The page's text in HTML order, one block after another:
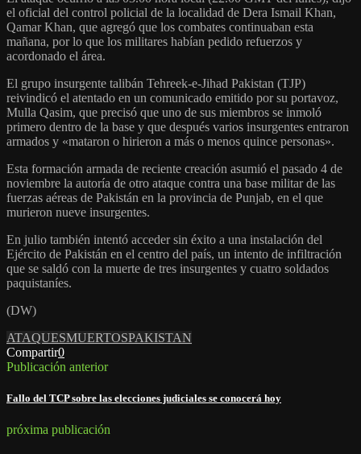
el oficial del control policial de la localidad de Dera Ismail Khan,
Qamar Khan, que agregó que los combates continuaban esta
mañana, por lo que los militares habían pedido refuerzos y
acordonado el área.
El grupo insurgente talibán Tehreek-e-Jihad Pakistan (TJP)
reivindicó el atentado en un comunicado emitido por su portavoz,
Mulla Qasim, que precisó que uno de sus miembros se inmoló
primero dentro de la base y que después varios insurgentes entraron
armados y «mataron o hirieron a más o menos quince personas».
Esta formación armada de reciente creación asumió el pasado 4 de
noviembre la autoría de otro ataque contra una base militar de las
fuerzas aéreas de Pakistán en la provincia de Punjab, en el que
murieron nueve insurgentes.
En julio también intentó acceder sin éxito a una instalación del
Ejército de Pakistán en el centro del país, un intento de infiltración
que se saldó con la muerte de tres insurgentes y cuatro soldados
paquistaníes.
(DW)
ATAQUESMUERTOSPAKISTAN
Compartir0
Publicación anterior
Fallo del TCP sobre las elecciones judiciales se conocerá hoy
próxima publicación